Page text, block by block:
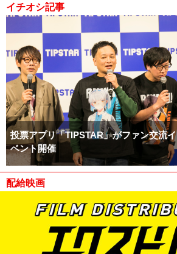
イチオシ記事
投票アプリ「TIPSTAR」がファン交流イ
ベント開催
配給映画